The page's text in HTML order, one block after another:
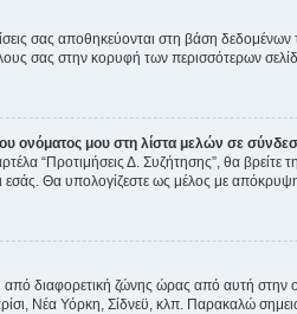
σας αποθηκεύονται στη βάση
σας στην κορυφή των περισσότερων
ονόματος μου στη λίστα μελών σε
“Προτιμήσεις Δ. Συζήτησης”, θα βρείτε
εσάς. Θα υπολογίζεστε ως μέλος με
από διαφορετική ζώνης ώρας από αυτή
Νέα Υόρκη, Σίδνεϋ, κλπ. Παρακαλώ